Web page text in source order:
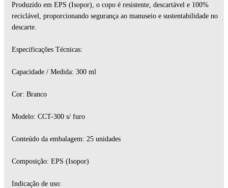
Produzido em EPS (Isopor), o copo é resistente, descartável e 100%
reciclável, proporcionando segurança ao manuseio e sustentabilidade no
descarte.
Especificações Técnicas:
Capacidade / Medida: 300 ml
Cor: Branco
Modelo: CCT-300 s/ furo
Conteúdo da embalagem: 25 unidades
Composição: EPS (Isopor)
Indicação de uso: